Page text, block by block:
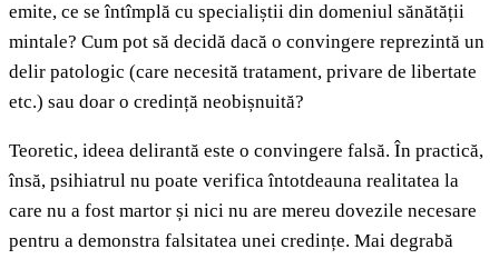
emite, ce se întîmplă cu specialiștii din domeniul sănătății
mintale? Cum pot să decidă dacă o convingere reprezintă un
delir patologic (care necesită tratament, privare de libertate
etc.) sau doar o credință neobișnuită?
Teoretic, ideea delirantă este o convingere falsă. În practică,
însă, psihiatrul nu poate verifica întotdeauna realitatea la
care nu a fost martor și nici nu are mereu dovezile necesare
pentru a demonstra falsitatea unei credințe. Mai degrabă